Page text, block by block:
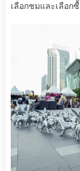
เลือกชมและเลือก